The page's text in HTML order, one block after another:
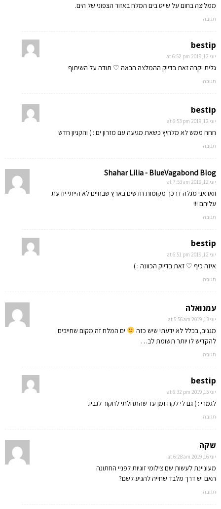
ממליצה בחום על שייט בים המלח באזור הצפוני של הים.
תגובה
bestip
יוני 12, 2019 at 6:52 pm
גלית יקרה זאת בדיוק ההמלצה הבאה ♡ תודה על השיתוף
תגובה
bestip
יוני 12, 2019 at 6:53 pm
חחח ממש לא מלחיץ כשאת מגיעה עם מזרון ים : ) והקניון חדש
תגובה
Shahar Lilia - BlueVagabond Blog
יוני 12, 2019 at 7:53 am
וואו אני מגלה דרכך מקומות חדשים בארץ שבחיים לא הייתי יודעת
עליהם !!!
תגובה
bestip
יוני 12, 2019 at 6:51 pm
איזה כיף ♡ זאת בדיוק הכוונה : )
תגובה
עמנואלה
יוני 13, 2019 at 5:56 am
מגניב, בכלל לא ידעתי שיש כזה
ים המלח זה מקום שחייבים
להקדיש לו יותר תשומת לב…
תגובה
bestip
יוני 15, 2019 at 6:32 pm
לגמרי : ) גם לי לקח זמן עד שהתחלתי לחקור לגביו.
תגובה
שקה
יוני 16, 2019 at 6:28 am
מעוניינת לעשות שם צילומי זוגיות לפניי החתונה
האם יש דרך מלבד שחייה להגיע לשם?
תגובה